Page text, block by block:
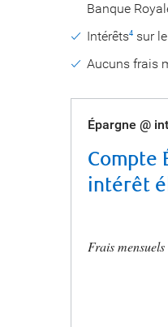
Banque
Intérêts4 sur
Aucuns frais
Épargne @
Compte
intérêt
Frais